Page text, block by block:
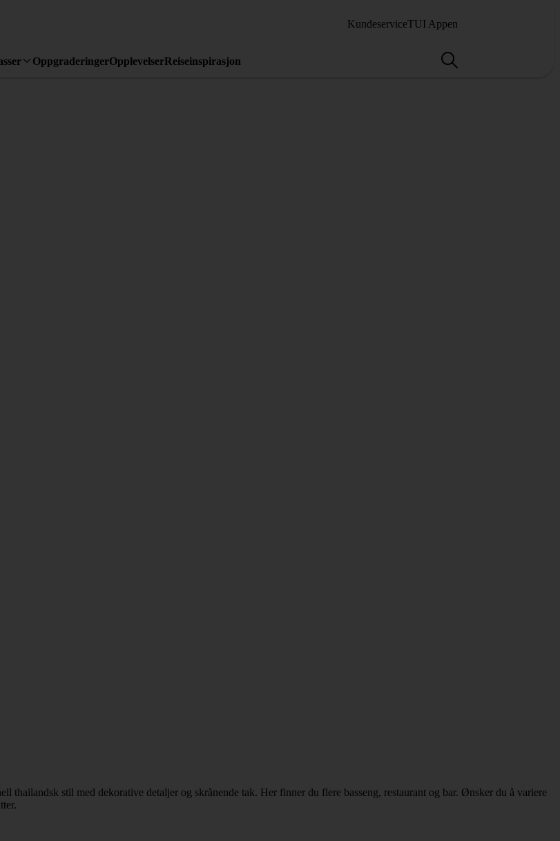
KundeserviceTUI Appen
OppgraderingerOpplevelserReiseinspirasjon
thailandsk stil med dekorative detaljer og skrånende tak. Her finner du flere basseng, restaurant og bar. Ønsker du å variere